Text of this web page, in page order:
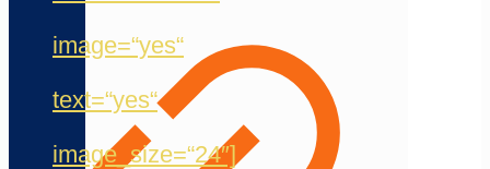
image=“yes“
text=“yes“
image_size=“24″]